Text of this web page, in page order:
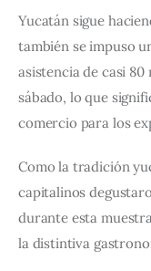
Yucatán sigue
también se impuso
asistencia de casi
sábado, lo que
comercio para los
Como la tradición
capitalinos
durante esta
la distintiva